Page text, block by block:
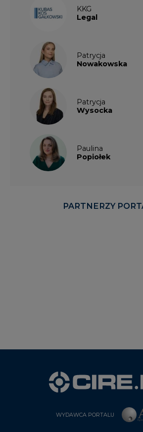
KKG
Legal
Patrycja
Nowakowska
Patrycja
Wysocka
Paulina
Popiołek
PARTNERZY
WYDAWCA PORTALU